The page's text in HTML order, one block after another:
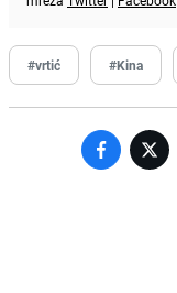
#vrtić #Kina